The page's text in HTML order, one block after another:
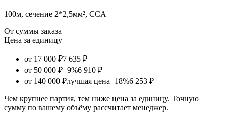
100м, сечение 2*2,5мм², CCA
От суммы заказа
Цена за единицу
от 17 000 ₽7 635 ₽
от 50 000 ₽−9%6 910 ₽
от 140 000 ₽лучшая цена−18%6 253 ₽
Чем крупнее партия, тем ниже цена за единицу. Точную
сумму по вашему объёму рассчитает менеджер.